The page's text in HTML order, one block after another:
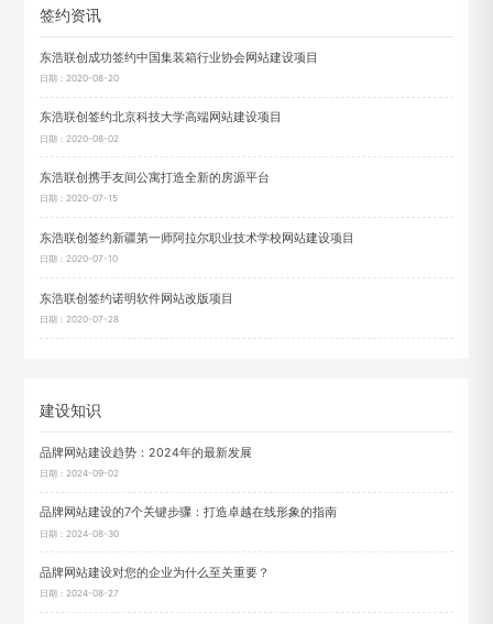
签约资讯
东浩联创成功签约中国集装箱行业协会网站建设项目
日期：2020-08-20
东浩联创签约北京科技大学高端网站建设项目
日期：2020-08-02
东浩联创携手友间公寓打造全新的房源平台
日期：2020-07-15
东浩联创签约新疆第一师阿拉尔职业技术学校网站建设项目
日期：2020-07-10
东浩联创签约诺明软件网站改版项目
日期：2020-07-28
建设知识
品牌网站建设趋势：2024年的最新发展
日期：2024-09-02
品牌网站建设的7个关键步骤：打造卓越在线形象的指南
日期：2024-08-30
品牌网站建设对您的企业为什么至关重要？
日期：2024-08-27